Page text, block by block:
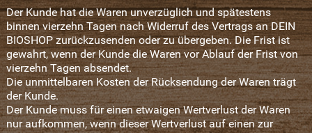
Der Kunde hat die Waren unverzüglich und spätestens
binnen vierzehn Tagen nach Widerruf des Vertrags an DEIN
BIOSHOP zurückzusenden oder zu übergeben. Die Frist ist
gewahrt, wenn der Kunde die Waren vor Ablauf der Frist von
vierzehn Tagen absendet.
Die unmittelbaren Kosten der Rücksendung der Waren trägt
der Kunde.
Der Kunde muss für einen etwaigen Wertverlust der Waren
nur aufkommen, wenn dieser Wertverlust auf einen zur